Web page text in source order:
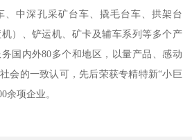
、中深孔采矿台车、撬毛台车、拱架台
）、铲运机、矿卡及辅车系列等多个产
国内外80多个和地区，以量产品、感动
会的一致认可，先后荣获专精特新“小巨
余项企业。